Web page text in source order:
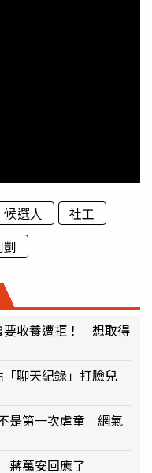
候選人
社工
剴
要收養遭拒！ 想取得
聊天紀錄」打臉兒
是第一次虐童 網氣
蔣萬安回應了